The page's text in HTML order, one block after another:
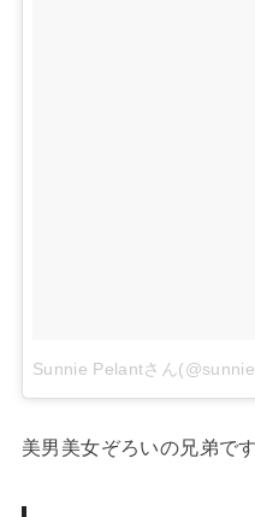
Sunnie Pelantさん
美男美女ぞろいの兄弟です